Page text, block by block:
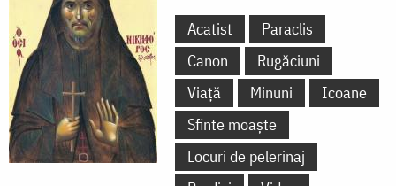
Acatist
Paraclis
Canon
Rugăciuni
Viață
Minuni
Icoane
Sfinte moaște
Locuri de pelerinaj